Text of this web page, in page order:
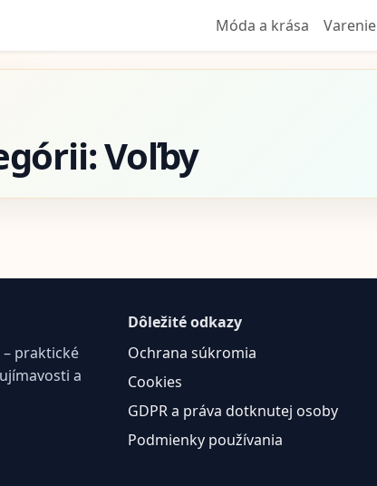
Móda a krása Varenie
Voľby
praktické
a
Dôležité odkazy
Ochrana súkromia
Cookies
GDPR a práva dotknutej osoby
Podmienky používania